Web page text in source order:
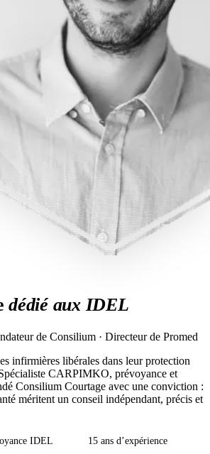
dédié aux IDEL
de Consilium · Directeur de Promed
infirmières libérales dans leur protection
CARPIMKO, prévoyance et
Consilium Courtage avec une conviction :
méritent un conseil indépendant, précis et
IDEL 15 ans d’expérience